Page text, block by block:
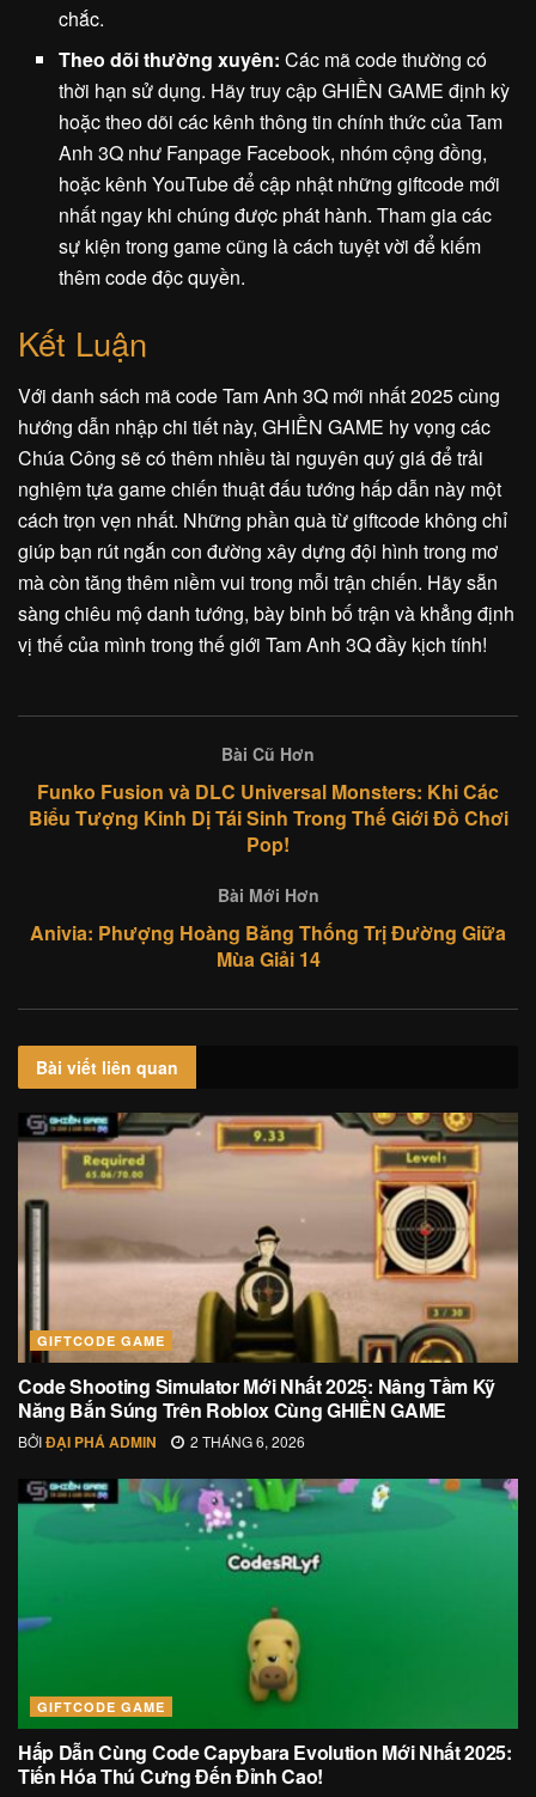
chắc.
Theo dõi thường xuyên: Các mã code thường có
thời hạn sử dụng. Hãy truy cập GHIỀN GAME định kỳ
hoặc theo dõi các kênh thông tin chính thức của Tam
Anh 3Q như Fanpage Facebook, nhóm cộng đồng,
hoặc kênh YouTube để cập nhật những giftcode mới
nhất ngay khi chúng được phát hành. Tham gia các
sự kiện trong game cũng là cách tuyệt vời để kiếm
thêm code độc quyền.
Kết Luận
Với danh sách mã code Tam Anh 3Q mới nhất 2025 cùng
hướng dẫn nhập chi tiết này, GHIỀN GAME hy vọng các
Chúa Công sẽ có thêm nhiều tài nguyên quý giá để trải
nghiệm tựa game chiến thuật đấu tướng hấp dẫn này một
cách trọn vẹn nhất. Những phần quà từ giftcode không chỉ
giúp bạn rút ngắn con đường xây dựng đội hình trong mơ
mà còn tăng thêm niềm vui trong mỗi trận chiến. Hãy sẵn
sàng chiêu mộ danh tướng, bày binh bố trận và khẳng định
vị thế của mình trong thế giới Tam Anh 3Q đầy kịch tính!
Bài Cũ Hơn
Funko Fusion và DLC Universal Monsters: Khi Các
Biểu Tượng Kinh Dị Tái Sinh Trong Thế Giới Đồ Chơi
Pop!
Bài Mới Hơn
Anivia: Phượng Hoàng Băng Thống Trị Đường Giữa
Mùa Giải 14
Bài viết liên quan
GIFTCODE GAME
Code Shooting Simulator Mới Nhất 2025: Nâng Tầm Kỹ
Năng Bắn Súng Trên Roblox Cùng GHIỀN GAME
BỞIĐẠI PHÁ ADMIN 2 THÁNG 6, 2026
GIFTCODE GAME
Hấp Dẫn Cùng Code Capybara Evolution Mới Nhất 2025:
Tiến Hóa Thú Cưng Đến Đỉnh Cao!